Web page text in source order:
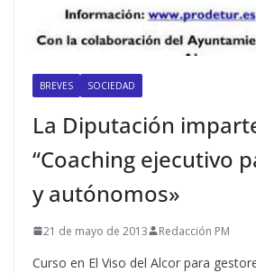
BREVES SOCIEDAD
La Diputación
“Coaching ejecutivo
y autónomos»
21 de mayo de 2013 Redacción PM
Curso en El Viso del Alcor para